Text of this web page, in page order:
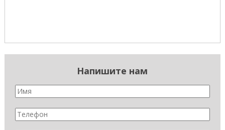
Напишите нам